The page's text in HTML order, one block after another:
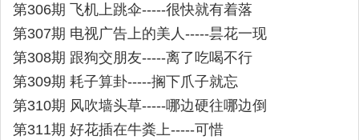
第306期 飞机上跳伞-----很快就有着落
第307期 电视广告上的美人-----昙花一现
第308期 跟狗交朋友-----离了吃喝不行
第309期 耗子算卦-----搁下爪子就忘
第310期 风吹墙头草-----哪边硬往哪边倒
第311期 好花插在牛粪上-----可惜